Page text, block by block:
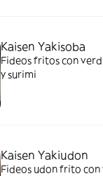
Kaisen Yakisoba
Fideos fritos con
y surimi
Kaisen Yakiudon
Fideos udon frito con